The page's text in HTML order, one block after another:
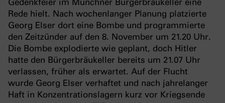
Gedenkfeier im Münchner Bürgerbräukeller eine
Rede hielt. Nach wochenlanger Planung platzierte
Georg Elser dort eine Bombe und programmierte
den Zeitzünder auf den 8. November um 21.20 Uhr.
Die Bombe explodierte wie geplant, doch Hitler
hatte den Bürgerbräukeller bereits um 21.07 Uhr
verlassen, früher als erwartet. Auf der Flucht
wurde Georg Elser verhaftet und nach jahrelanger
Haft in Konzentrationslagern kurz vor Kriegsende